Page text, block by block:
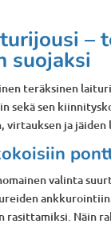
–
suojaksi
teräksinen
sekä sen
virtauksen ja
valinta
rasittamiksi. Näin